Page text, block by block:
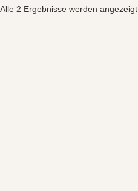
Alle 2 Ergebnisse werden angezeigt